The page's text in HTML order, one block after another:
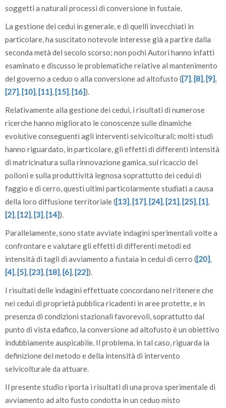
soggetti a naturali processi di conversione in fustaie.
La gestione dei cedui in generale, e di quelli invecchiati in
particolare, ha suscitato notevole interesse già a partire dalla
seconda metà del secolo scorso; non pochi Autori hanno infatti
esaminato e discusso le problematiche relative al mantenimento
del governo a ceduo o alla conversione ad altofusto ([7],[8],[9],
[27],[10],[11],[15],[16]).
Relativamente alla gestione dei cedui, i risultati di numerose
ricerche hanno migliorato le conoscenze sulle dinamiche
evolutive conseguenti agli interventi selvicolturali; molti studi
hanno riguardato, in particolare, gli effetti di differenti intensità
di matricinatura sulla rinnovazione gamica, sul ricaccio dei
polloni e sulla produttività legnosa soprattutto dei cedui di
faggio e di cerro, questi ultimi particolarmente studiati a causa
della loro diffusione territoriale ([13],[17],[24],[21],[25],[1],
[2],[12],[3],[14]).
Parallelamente, sono state avviate indagini sperimentali volte a
confrontare e valutare gli effetti di differenti metodi ed
intensità di tagli di avviamento a fustaia in cedui di cerro ([20],
[4],[5],[23],[18],[6],[22]).
I risultati delle indagini effettuate concordano nel ritenere che
nei cedui di proprietà pubblica ricadenti in aree protette, e in
presenza di condizioni stazionali favorevoli, soprattutto dal
punto di vista edafico, la conversione ad altofusto è un obiettivo
indubbiamente auspicabile. Il problema, in tal caso, riguarda la
definizione del metodo e della intensità di intervento
selvicolturale da attuare.
Il presente studio riporta i risultati di una prova sperimentale di
avviamento ad alto fusto condotta in un ceduo misto